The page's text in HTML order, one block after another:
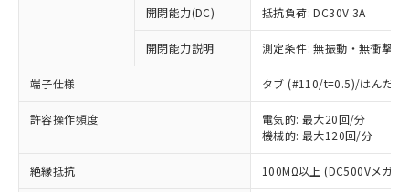
開閉能力(DC) 抵抗負荷: DC30V 3A
開閉能力説明 測定条件: 無振動・無衝撃
端子仕様 タブ (#110/t=0.5)/はんだづ
許容操作頻度
電気的: 最大20回/分
機械的: 最大120回/分
絶縁抵抗 100MΩ以上 (DC500Vメガ)
ご利用条件
※1 対応状況
対応済み：EU RoHS指令（10物質）の
非含有に対応した製品が提供可能な商品で
対応予定：EU RoHS指令（10物質）の非含
有に対応した製品に切り替える予定のある